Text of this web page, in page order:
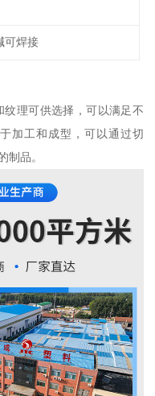
可焊接
纹理可供选择，可以满足不
加工和成型，可以通过切
制品。